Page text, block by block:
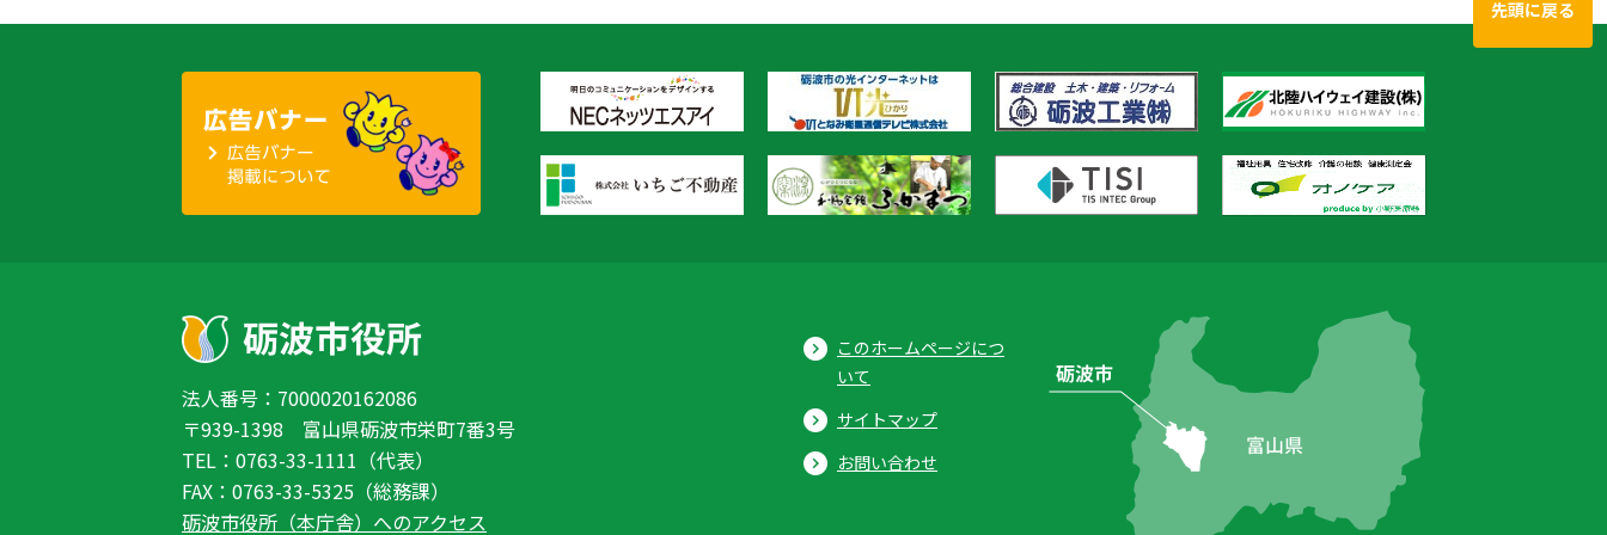
先頭に戻る
法人番号：7000020162086
〒939-1398 富山県砺波市栄町7番3号
TEL：0763-33-1111（代表）
FAX：0763-33-5325（総務課）
砺波市役所（本庁舎）へのアクセス
このホームページにつ
いて
サイトマップ
お問い合わせ